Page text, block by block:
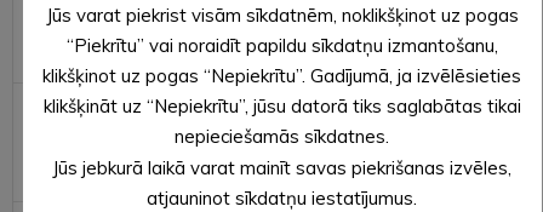
pašvaldībai
piekritīgie
Starpgabali
piekritīgie
36720020255 1.2
Jūs varat piekrist visām sīkdatnēm, noklikšķinot uz pogas
“Piekrītu” vai noraidīt papildu sīkdatņu izmantošanu,
klikšķinot uz pogas “Nepiekrītu”. Gadījumā, ja izvēlēsieties
klikšķināt uz “Nepiekrītu”, jūsu datorā tiks saglabātas tikai
nepieciešamās sīkdatnes.
Jūs jebkurā laikā varat mainīt savas piekrišanas izvēles,
atjauninot sīkdatņu iestatījumus.